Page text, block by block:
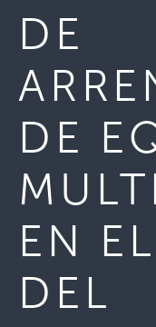
DE
DE
EN
DEL